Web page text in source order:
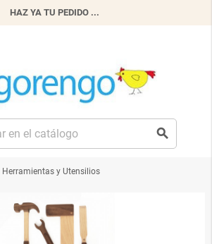
HAZ YA TU PEDIDO ...
search
Herramientas y Utensilios